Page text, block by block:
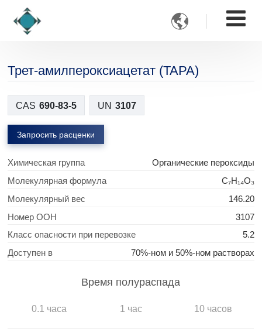

Трет-амилпероксиацетат (TAPA)
CAS 690-83-5 UN 3107
Запросить расценки
Химическая группа
Органические пероксиды
Молекулярная формула
C₇H₁₄O₃
Молекулярный вес
146.20
Номер ООН
3107
Класс опасности при перевозке
5.2
Доступен в
70%-ном и 50%-ном растворах
Время полураспада
0.1 часа 1 час 10 часов